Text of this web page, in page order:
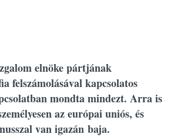
elnöke pártjának
felszámolásával kapcsolatos
mondta mindezt. Arra is
az európai uniós, és
van igazán baja.